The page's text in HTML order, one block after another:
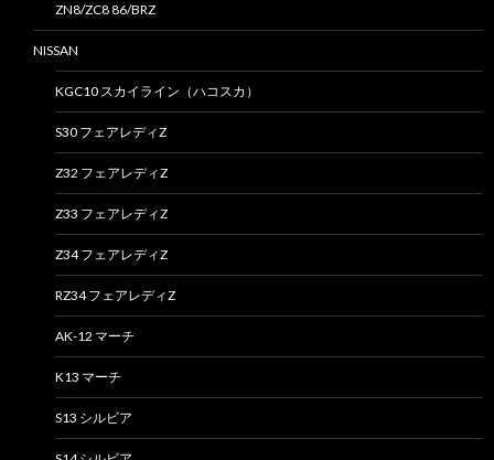
ZN8/ZC8 86/BRZ
NISSAN
KGC10 スカイライン（ハコスカ）
S30 フェアレディZ
Z32 フェアレディZ
Z33 フェアレディZ
Z34 フェアレディZ
RZ34 フェアレディZ
AK-12 マーチ
K13 マーチ
S13 シルビア